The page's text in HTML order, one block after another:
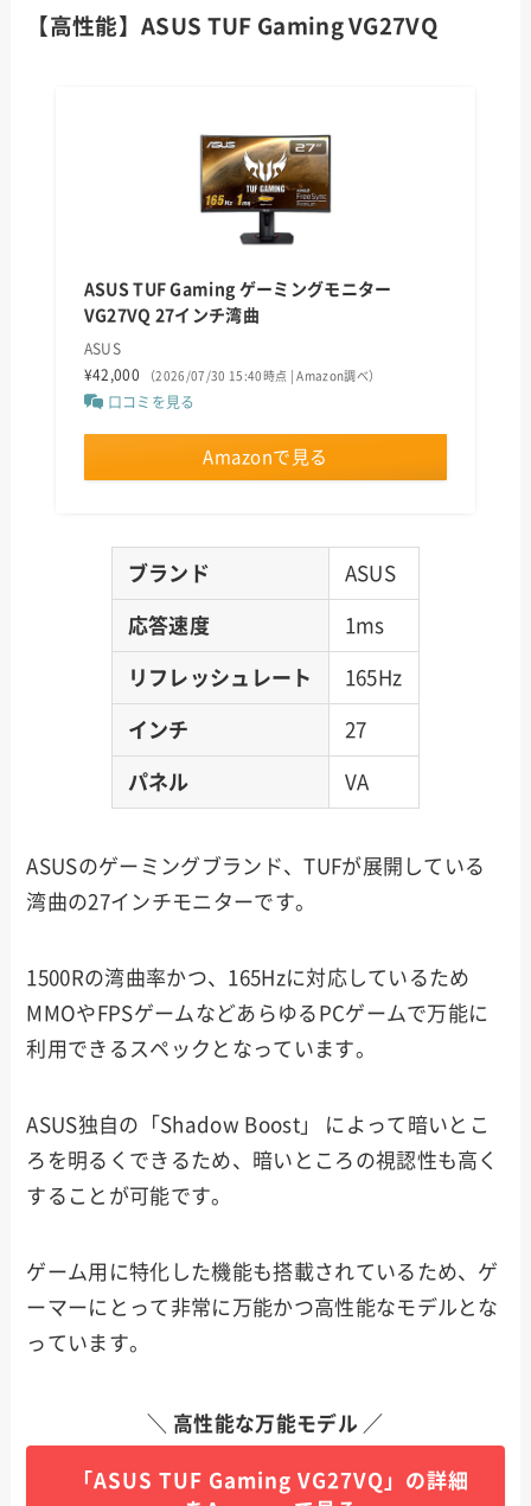
【高性能】ASUS TUF Gaming VG27VQ
ASUS TUF Gaming ゲーミングモニター
VG27VQ 27インチ湾曲
ASUS
¥42,000
（2026/07/30 15:40時点 | Amazon調べ）
口コミを見る
Amazonで見る
ブランド ASUS
応答速度 1ms
リフレッシュレート 165Hz
インチ 27
パネル VA
ASUSのゲーミングブランド、TUFが展開している
湾曲の27インチモニターです。
1500Rの湾曲率かつ、165Hzに対応しているため
MMOやFPSゲームなどあらゆるPCゲームで万能に
利用できるスペックとなっています。
ASUS独自の「Shadow Boost」 によって暗いとこ
ろを明るくできるため、暗いところの視認性も高く
することが可能です。
ゲーム用に特化した機能も搭載されているため、ゲ
ーマーにとって非常に万能かつ高性能なモデルとな
っています。
＼ 高性能な万能モデル ／
「ASUS TUF Gaming VG27VQ」の詳細